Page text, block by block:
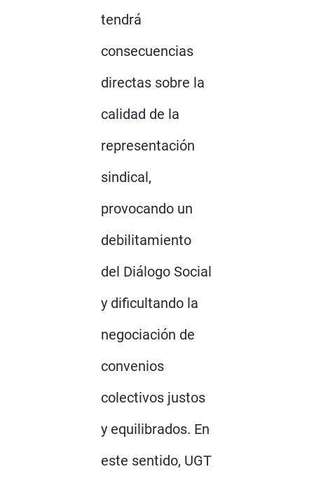
tendrá
consecuencias
directas sobre la
calidad de la
representación
sindical,
provocando un
debilitamiento
del Diálogo Social
y dificultando la
negociación de
convenios
colectivos justos
y equilibrados. En
este sentido, UGT